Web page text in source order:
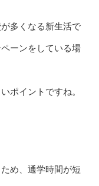
多くなる新生活で
ーンをしている場
ポイントですね。
め、通学時間が短